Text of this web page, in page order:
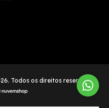
Todos os direitos reservados.